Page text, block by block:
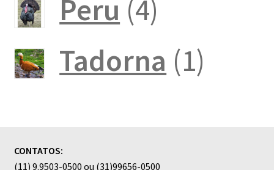
Peru 44
produtos
Tadorna 11
CONTATOS:
(11) 9.9503-0500 ou (31)99656-0500